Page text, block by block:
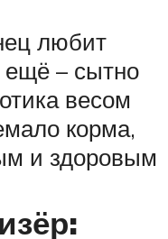
любит
ещё – сытно
весом
корма,
и здоровым